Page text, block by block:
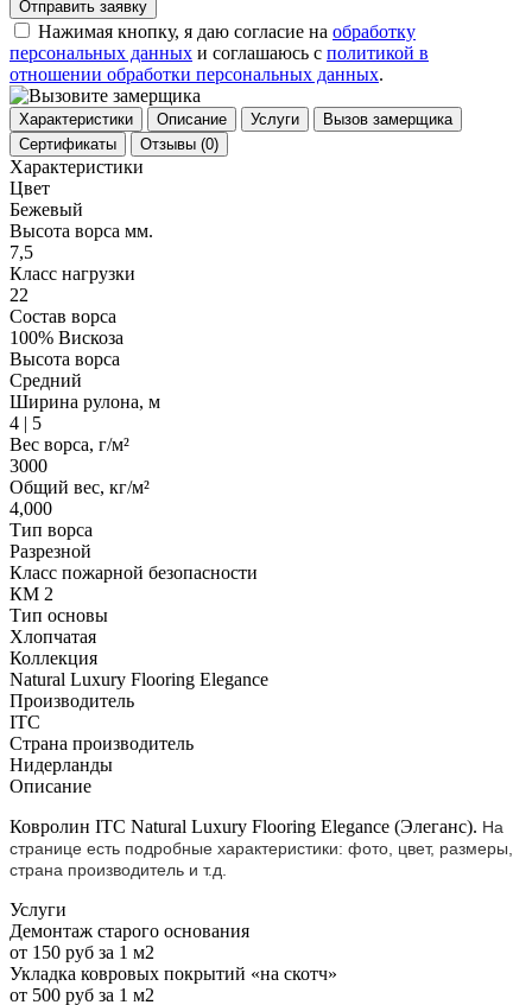
Отправить заявку
Нажимая кнопку, я даю согласие на обработку
персональных данных и соглашаюсь с политикой в
отношении обработки персональных данных.
Характеристики Описание Услуги
Вызов замерщика
Сертификаты
Отзывы (0)
Характеристики
Цвет
Бежевый
Высота ворса мм.
7,5
Класс нагрузки
22
Состав ворса
100% Вискоза
Высота ворса
Средний
Ширина рулона, м
4 | 5
Вес ворса, г/м²
3000
Общий вес, кг/м²
4,000
Тип ворса
Разрезной
Класс пожарной безопасности
КМ 2
Тип основы
Хлопчатая
Коллекция
Natural Luxury Flooring Elegance
Производитель
ITC
Страна производитель
Нидерланды
Описание
Ковролин ITC Natural Luxury Flooring Elegance (Элеганс). На
странице есть подробные характеристики: фото, цвет, размеры,
страна производитель и т.д.
Услуги
Демонтаж старого основания
от 150 руб за 1 м2
Укладка ковровых покрытий «на скотч»
от 500 руб за 1 м2